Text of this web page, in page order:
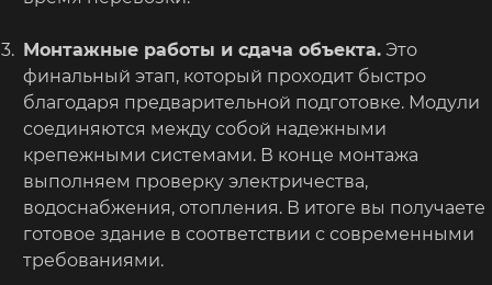
Монтажные работы и сдача объекта. Это
финальный этап, который проходит быстро
благодаря предварительной подготовке. Модули
соединяются между собой надежными
крепежными системами. В конце монтажа
выполняем проверку электричества,
водоснабжения, отопления. В итоге вы получаете
готовое здание в соответствии с современными
требованиями.